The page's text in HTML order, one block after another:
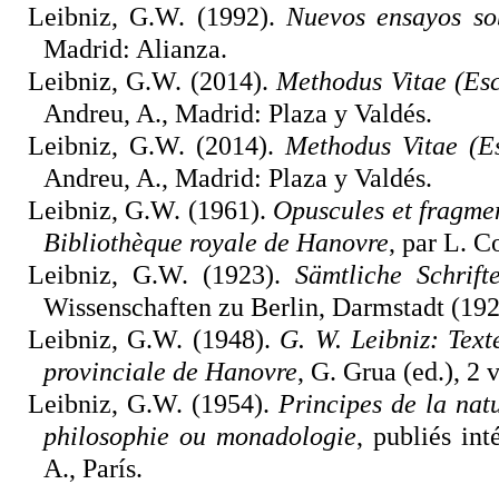
Leibniz, G.W. (1992). Nuevos ensayos
Madrid: Alianza.
Leibniz, G.W. (2014). Methodus Vitae
Andreu, A., Madrid: Plaza y Valdés.
Leibniz, G.W. (2014). Methodus Vitae
Andreu, A., Madrid: Plaza y Valdés.
Leibniz, G.W. (1961). Opuscules et
Bibliothèque royale de Hanovre, par L.
Leibniz, G.W. (1923).Sämtliche
Wissenschaften zu Berlin, Darmstadt
Leibniz, G.W. (1948). G. W. Leibniz:
provinciale de Hanovre, G. Grua (ed.), 2
Leibniz, G.W. (1954). Principes de la
philosophie ou monadologie, publiés
A., París.